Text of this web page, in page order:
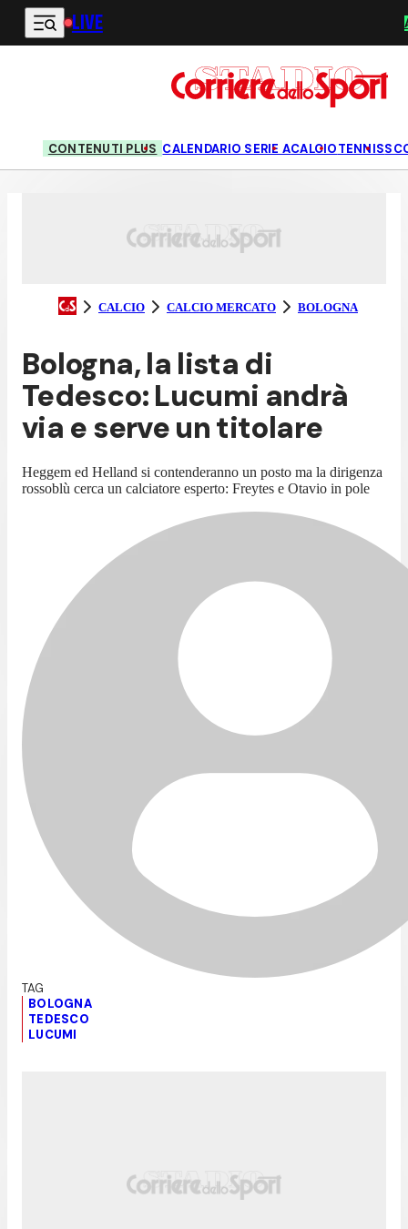
Vai al contenuto principale
LIVE
CONTENUTI PLUS CALENDARIO SERIE ACALCIOTENNIS
CALCIO CALCIO MERCATO BOLOGNA
Bologna, la lista di
Tedesco: Lucumi andrà
via e serve un titolare
Heggem ed Helland si contenderanno un posto ma la dirigenza
rossoblù cerca un calciatore esperto: Freytes e Otavio in pole
BOLOGNA
TEDESCO
LUCUMI